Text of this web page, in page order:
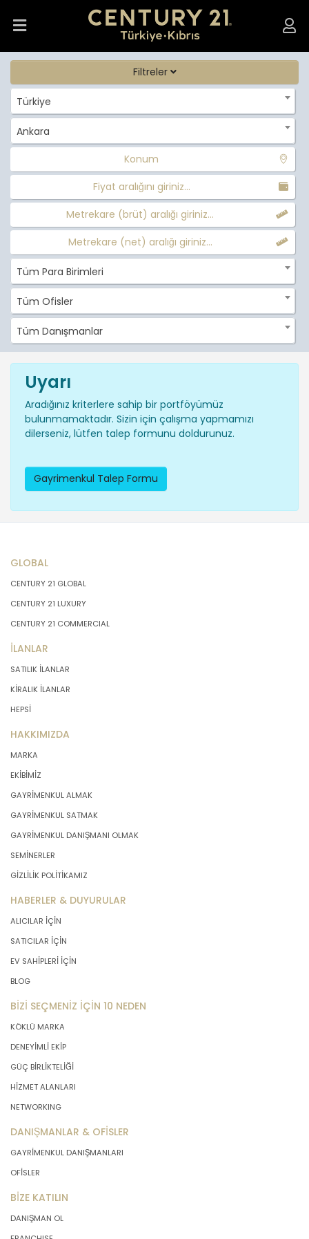
Filtreler
Türkiye
Ankara
Konum
Fiyat aralığını giriniz...
Metrekare (brüt) aralığı giriniz...
Metrekare (net) aralığı giriniz...
Tüm Para Birimleri
Tüm Ofisler
Tüm Danışmanlar
Uyarı
Aradığınız kriterlere sahip bir portföyümüz
bulunmamaktadır. Sizin için çalışma yapmamızı
dilerseniz, lütfen talep formunu doldurunuz.
Gayrimenkul Talep Formu
GLOBAL
CENTURY 21 GLOBAL
CENTURY 21 LUXURY
CENTURY 21 COMMERCIAL
İLANLAR
SATILIK İLANLAR
KİRALIK İLANLAR
HEPSİ
HAKKIMIZDA
MARKA
EKİBİMİZ
GAYRİMENKUL ALMAK
GAYRİMENKUL SATMAK
GAYRİMENKUL DANIŞMANI OLMAK
SEMİNERLER
GİZLİLİK POLİTİKAMIZ
HABERLER & DUYURULAR
ALICILAR İÇİN
SATICILAR İÇİN
EV SAHİPLERİ İÇİN
BLOG
BİZİ SEÇMENİZ İÇİN 10 NEDEN
KÖKLÜ MARKA
DENEYİMLİ EKİP
GÜÇ BİRLİKTELİĞİ
HİZMET ALANLARI
NETWORKING
DANIŞMANLAR & OFİSLER
GAYRİMENKUL DANIŞMANLARI
OFİSLER
BİZE KATILIN
DANIŞMAN OL